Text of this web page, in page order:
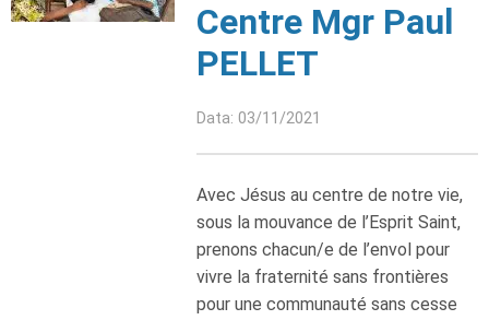
Centre Mgr Paul
PELLET
Data: 03/11/2021
Avec Jésus au centre de notre vie,
sous la mouvance de l’Esprit Saint,
prenons chacun/e de l’envol pour
vivre la fraternité sans frontières
pour une communauté sans cesse